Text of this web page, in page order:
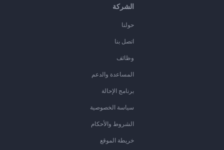
الشركة
حولنا
اتصل بنا
وظائف
المساعدة والدعم
برنامج الإحالة
سياسة الخصوصية
الشروط والأحكام
خريطة الموقع